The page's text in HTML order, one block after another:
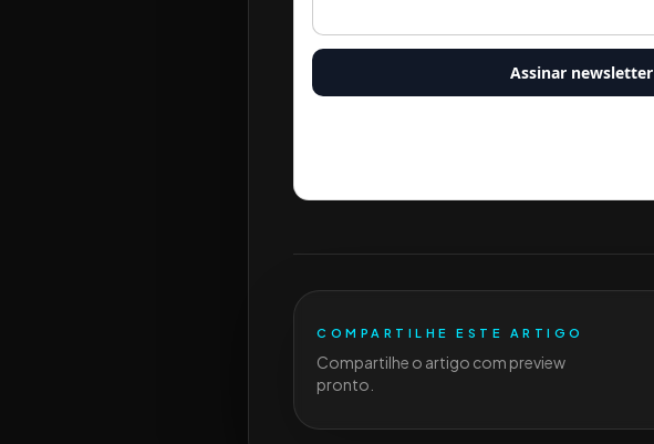
Assinar newsletter
COMPARTILHE ESTE ARTIGO
Compartilhe o artigo com preview
pronto.